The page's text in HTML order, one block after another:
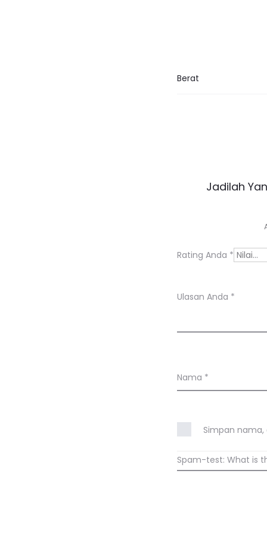
Berat
s
n
Jadilah
Rating Anda *
Ulasan Anda *
Nama *
Simpan
Spam-test: What is